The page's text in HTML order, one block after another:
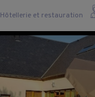
Hôtellerie et restauration